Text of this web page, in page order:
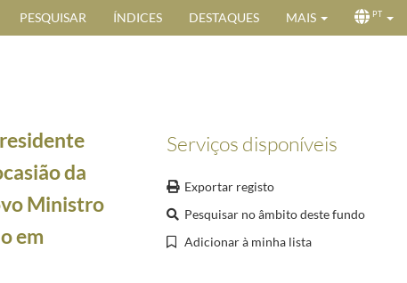
PESQUISAR ÍNDICES DESTAQUES MAIS PT
Carmona, em 28 de janeiro de 1942
Serviços disponíveis
Exportar registo
Pesquisar no âmbito deste fundo
Adicionar à minha lista
da
Ministro
em